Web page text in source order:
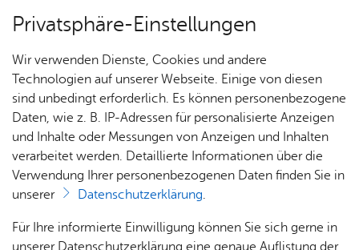
Über­sicht Bür­ger & Stadt
Rat­
haus &
Nach­
rich­
Jobs
Stel­
Ge­
sund­
Dienst­leis­tun­gen A–Z
Vor­le­sen
Im­mis­si­ons­schutz - end­gül­ti­
ge Still­le­gung einer Feue­
Privatsphäre-Einstellungen
Wir verwenden Dienste, Cookies und andere
Technologien auf unserer Webseite. Einige von diesen
sind unbedingt erforderlich. Es können personenbezogene
Daten, wie z. B. IP-Adressen für personalisierte Anzeigen
und Inhalte oder Messungen von Anzeigen und Inhalten
verarbeitet werden. Detaillierte Informationen über die
Verwendung Ihrer personenbezogenen Daten finden Sie in
unserer
Datenschutzerklärung.
Für Ihre informierte Einwilligung können Sie sich gerne in
unserer Datenschutzerklärung eine genaue Auflistung der